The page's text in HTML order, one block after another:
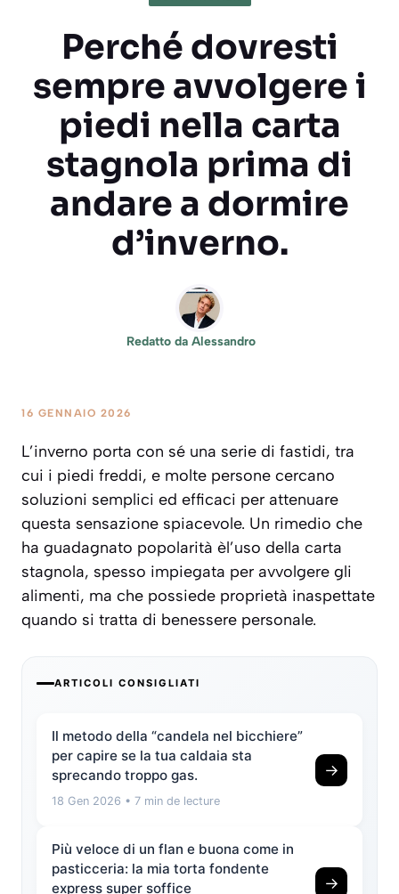
Perché dovresti
sempre avvolgere i
piedi nella carta
stagnola prima di
andare a dormire
d’inverno.
Redatto da Alessandro
16 GENNAIO 2026
L’inverno porta con sé una serie di fastidi, tra
cui i piedi freddi, e molte persone cercano
soluzioni semplici ed efficaci per attenuare
questa sensazione spiacevole. Un rimedio che
ha guadagnato popolarità èl’uso della carta
stagnola, spesso impiegata per avvolgere gli
alimenti, ma che possiede proprietà inaspettate
quando si tratta di benessere personale.
ARTICOLI CONSIGLIATI
Il metodo della “candela nel bicchiere”
per capire se la tua caldaia sta
sprecando troppo gas.
18 Gen 2026 • 7 min de lecture
→
Più veloce di un flan e buona come in
pasticceria: la mia torta fondente
express super soffice
→